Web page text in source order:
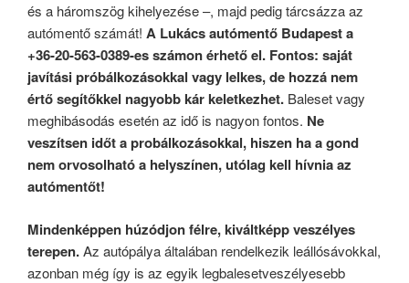
és a háromszög kihelyezése –, majd pedig tárcsázza az
autómentő számát! A Lukács autómentő Budapest a
+36-20-563-0389-es számon érhető el. Fontos: saját
javítási próbálkozásokkal vagy lelkes, de hozzá nem
értő segítőkkel nagyobb kár keletkezhet. Baleset vagy
meghibásodás esetén az idő is nagyon fontos. Ne
veszítsen időt a probálkozásokkal, hiszen ha a gond
nem orvosolható a helyszínen, utólag kell hívnia az
autómentőt!
Mindenképpen húzódjon félre, kiváltképp veszélyes
terepen.Az autópálya általában rendelkezik leállósávokkal,
azonban még így is az egyik legbalesetveszélyesebb